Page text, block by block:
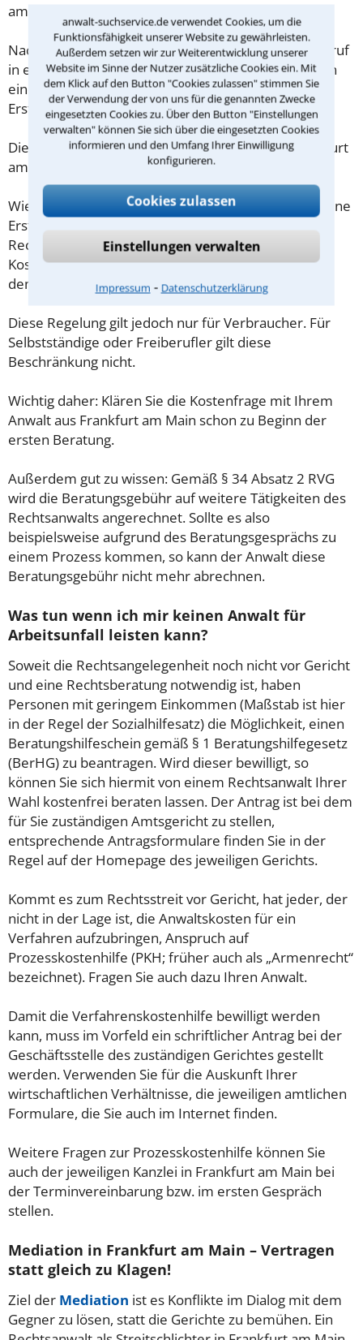
anwalt-suchservice.de verwendet Cookies, um die
Funktionsfähigkeit unserer Website zu gewährleisten.
Außerdem setzen wir zur Weiterentwicklung unserer
Website im Sinne der Nutzer zusätzliche Cookies ein. Mit
dem Klick auf den Button "Cookies zulassen" stimmen Sie
der Verwendung der von uns für die genannten Zwecke
eingesetzten Cookies zu. Über den Button "Einstellungen
verwalten" können Sie sich über die eingesetzten Cookies
informieren und den Umfang Ihrer Einwilligung
konfigurieren.
Cookies zulassen
Einstellungen verwalten
Impressum ⁃ Datenschutzerklärung
am Main mit.
Nachdem Sie über das Kontaktformular einen Rückruf
in einer Kanzlei angefordert haben, stellen wir Ihnen
eine Checkliste zur Verfügung, mit der Sie das
Erstgespräch ausreichend vorbereiten können.
Die Kosten eines Anwalts für Arbeitsunfall in Frankfurt
am Main sind oft geringer als gedacht!
Wieviel ein Rechtsanwalt in Frankfurt am Main für eine
Erstberatung verlangen darf, ist in §34 des
Rechtsanwaltsvergütungsgesetz (RVG) geregelt. Die
Kosten für das erste Beratungsgespräch betragen
demnach maximal 190,00 € zzgl. MwSt.
Diese Regelung gilt jedoch nur für Verbraucher. Für
Selbstständige oder Freiberufler gilt diese
Beschränkung nicht.
Wichtig daher: Klären Sie die Kostenfrage mit Ihrem
Anwalt aus Frankfurt am Main schon zu Beginn der
ersten Beratung.
Außerdem gut zu wissen: Gemäß § 34 Absatz 2 RVG
wird die Beratungsgebühr auf weitere Tätigkeiten des
Rechtsanwalts angerechnet. Sollte es also
beispielsweise aufgrund des Beratungsgesprächs zu
einem Prozess kommen, so kann der Anwalt diese
Beratungsgebühr nicht mehr abrechnen.
Was tun wenn ich mir keinen Anwalt für
Arbeitsunfall leisten kann?
Soweit die Rechtsangelegenheit noch nicht vor Gericht
und eine Rechtsberatung notwendig ist, haben
Personen mit geringem Einkommen (Maßstab ist hier
in der Regel der Sozialhilfesatz) die Möglichkeit, einen
Beratungshilfeschein gemäß § 1 Beratungshilfegesetz
(BerHG) zu beantragen. Wird dieser bewilligt, so
können Sie sich hiermit von einem Rechtsanwalt Ihrer
Wahl kostenfrei beraten lassen. Der Antrag ist bei dem
für Sie zuständigen Amtsgericht zu stellen,
entsprechende Antragsformulare finden Sie in der
Regel auf der Homepage des jeweiligen Gerichts.
Kommt es zum Rechtsstreit vor Gericht, hat jeder, der
nicht in der Lage ist, die Anwaltskosten für ein
Verfahren aufzubringen, Anspruch auf
Prozesskostenhilfe (PKH; früher auch als „Armenrecht“
bezeichnet). Fragen Sie auch dazu Ihren Anwalt.
Damit die Verfahrenskostenhilfe bewilligt werden
kann, muss im Vorfeld ein schriftlicher Antrag bei der
Geschäftsstelle des zuständigen Gerichtes gestellt
werden. Verwenden Sie für die Auskunft Ihrer
wirtschaftlichen Verhältnisse, die jeweiligen amtlichen
Formulare, die Sie auch im Internet finden.
Weitere Fragen zur Prozesskostenhilfe können Sie
auch der jeweiligen Kanzlei in Frankfurt am Main bei
der Terminvereinbarung bzw. im ersten Gespräch
stellen.
Mediation in Frankfurt am Main – Vertragen
statt gleich zu Klagen!
Ziel der Mediation ist es Konflikte im Dialog mit dem
Gegner zu lösen, statt die Gerichte zu bemühen. Ein